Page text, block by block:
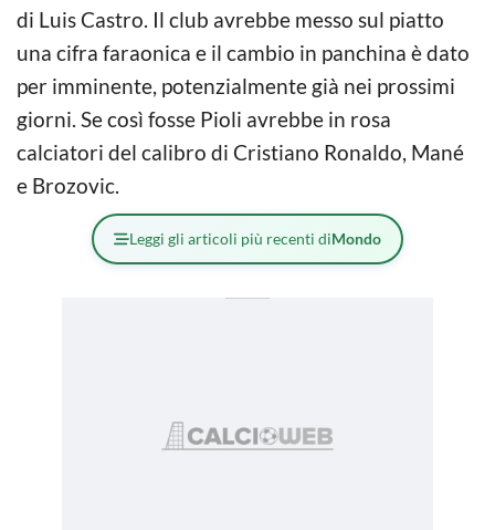
di Luis Castro. Il club avrebbe messo sul piatto
una cifra faraonica e il cambio in panchina è dato
per imminente, potenzialmente già nei prossimi
giorni. Se così fosse Pioli avrebbe in rosa
calciatori del calibro di Cristiano Ronaldo, Mané
e Brozovic.
Leggi gli articoli più recenti diMondo